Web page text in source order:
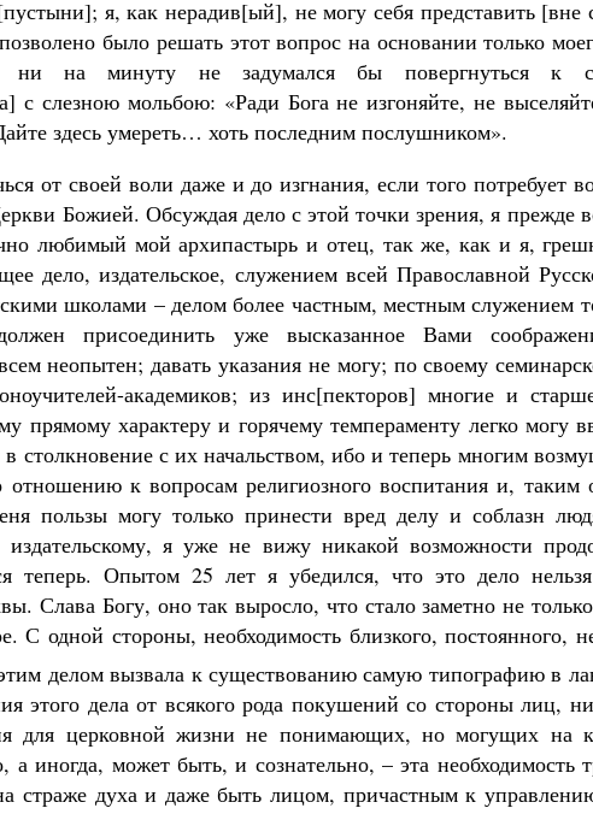
я, как нерадив[ый], не могу себя представить [вне
было решать этот вопрос на основании только
на минуту не задумался бы повергнуться к
с слезною мольбою: «Ради Бога не изгоняйте, не
здесь умереть… хоть последним послушником».
от своей воли даже и до изгнания, если того потребует
Божией. Обсуждая дело с этой точки зрения, я прежде
любимый мой архипастырь и отец, так же, как и я,
дело, издательское, служением всей Православной
школами – делом более частным, местным служением
присоединить уже высказанное Вами
неопытен; давать указания не могу; по своему
академиков; из инс[пекторов] многие и
прямому характеру и горячему темпераменту легко могу
столкновение с их начальством, ибо и теперь многим
отношению к вопросам религиозного воспитания и, таким
пользы могу только принести вред делу и соблазн
издательскому, я уже не вижу никакой возможности
теперь. Опытом 25 лет я убедился, что это дело
Слава Богу, оно так выросло, что стало заметно не
С одной стороны, необходимость близкого, постоянного,
делом вызвала к существованию самую типографию в
этого дела от всякого рода покушений со стороны лиц,
для церковной жизни не понимающих, но могущих на
а иногда, может быть, и сознательно, – эта необходимость
страже духа и даже быть лицом, причастным к